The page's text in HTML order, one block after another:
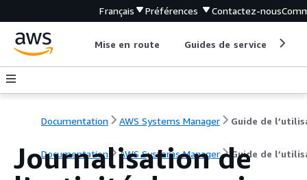
Français Préférences Contactez-nous
Mise en route Guides de service
Documentation AWS Systems Manager
Documentation AWS Systems Manager Guide de
Journalisation de